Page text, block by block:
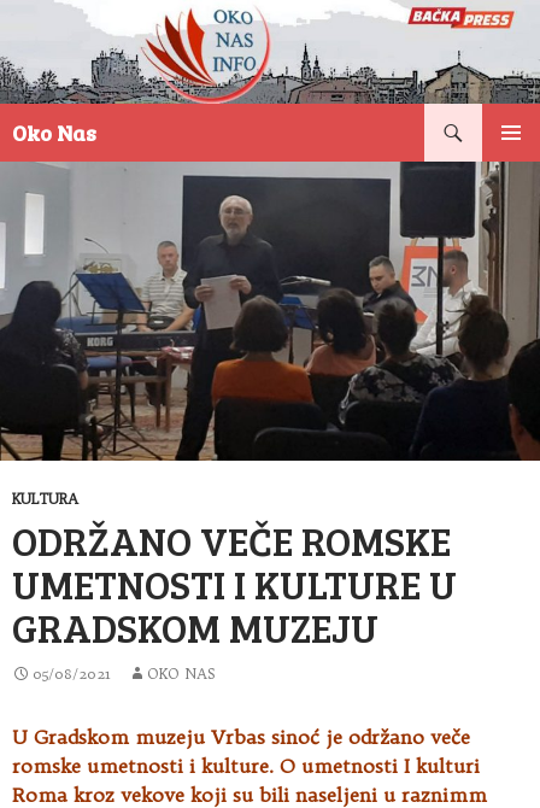
Oko Nas
SADRŽAJ
KULTURA
ODRŽANO VEČE ROMSKE
UMETNOSTI I KULTURE U
GRADSKOM MUZEJU
05/08/2021 OKO NAS
U Gradskom muzeju Vrbas sinoć je održano veče
romske umetnosti i kulture. O umetnosti I kulturi
Roma kroz vekove koji su bili naseljeni u raznimm